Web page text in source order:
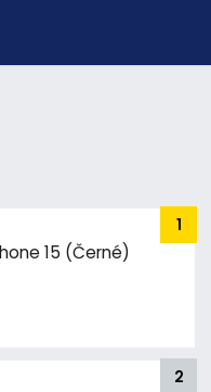
15 (Černé)